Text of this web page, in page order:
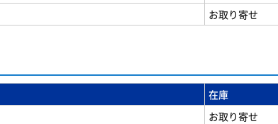
お取り寄せ
在庫
お取り寄せ